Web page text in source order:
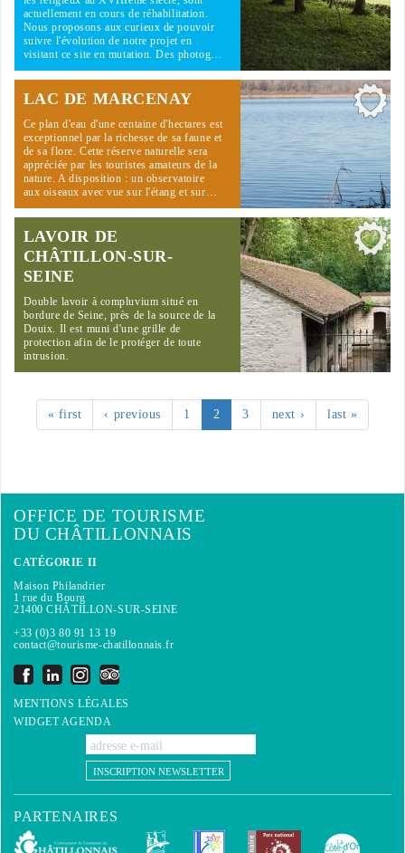
actuellement en cours de réhabilitation.
Nous proposons aux curieux de pouvoir
suivre l'évolution de notre projet en
visitant ce site en mutation. Des photog…
LAC DE MARCENAY
Ce plan d'eau d'une centaine d'hectares est
exceptionnel par la richesse de sa faune et
de sa flore. Cette réserve naturelle sera
appréciée par les touristes amateurs de la
nature. A disposition : un observatoire
aux oiseaux avec vue sur l'étang et sur…
LAVOIR DE
CHÂTILLON-SUR-
SEINE
Double lavoir à compluvium situé en
bordure de Seine, près de la source de la
Douix. Il est muni d'une grille de
protection afin de le protéger de toute
intrusion.
« first ‹ previous 1 2 3 next › last »
OFFICE DE TOURISME
DU CHÂTILLONNAIS
CATÉGORIE II
Maison Philandrier
1 rue du Bourg
21400 CHÂTILLON-SUR-SEINE
+33 (0)3 80 91 13 19
contact@tourisme-chatillonnais.fr
MENTIONS LÉGALES
WIDGET AGENDA
INSCRIPTION NEWSLETTER
PARTENAIRES